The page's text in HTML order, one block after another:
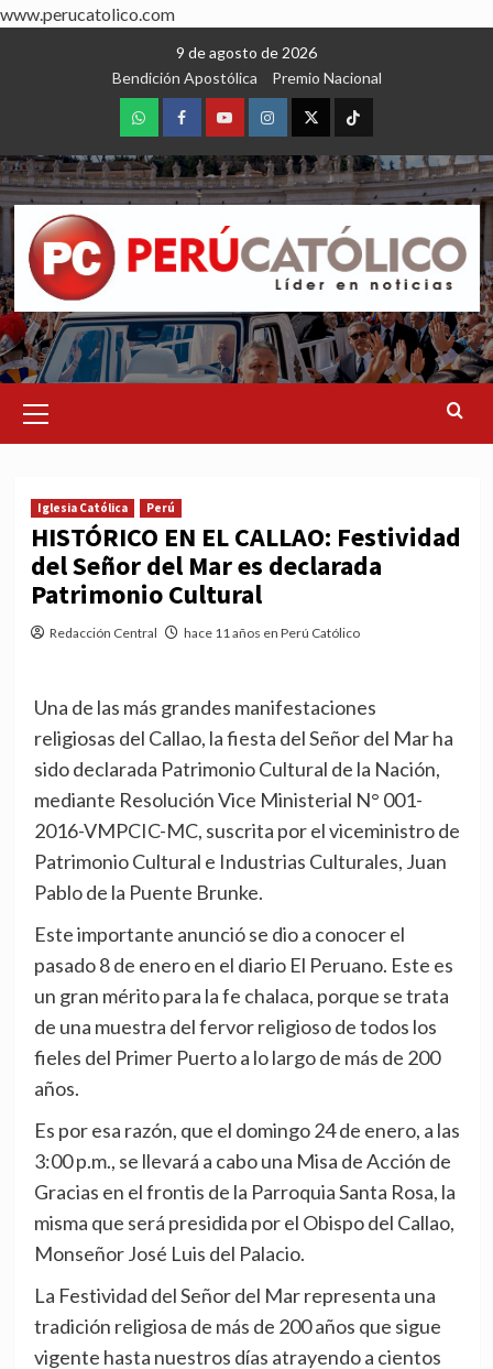
www.perucatolico.com
9 de agosto de 2026
Bendición Apostólica
Premio Nacional
WhatsAppFacebookYoutubeInstagram
X TikTok
Menu
Iglesia Católica Perú
HISTÓRICO EN EL CALLAO: Festividad
del Señor del Mar es declarada
Patrimonio Cultural
Redacción Central hace 11 años en Perú Católico
Una de las más grandes manifestaciones
religiosas del Callao, la fiesta del Señor del Mar ha
sido declarada Patrimonio Cultural de la Nación,
mediante Resolución Vice Ministerial N° 001-
2016-VMPCIC-MC, suscrita por el viceministro de
Patrimonio Cultural e Industrias Culturales, Juan
Pablo de la Puente Brunke.
Este importante anunció se dio a conocer el
pasado 8 de enero en el diario El Peruano. Este es
un gran mérito para la fe chalaca, porque se trata
de una muestra del fervor religioso de todos los
fieles del Primer Puerto a lo largo de más de 200
años.
Es por esa razón, que el domingo 24 de enero, a las
3:00 p.m., se llevará a cabo una Misa de Acción de
Gracias en el frontis de la Parroquia Santa Rosa, la
misma que será presidida por el Obispo del Callao,
Monseñor José Luis del Palacio.
La Festividad del Señor del Mar representa una
tradición religiosa de más de 200 años que sigue
vigente hasta nuestros días atrayendo a cientos